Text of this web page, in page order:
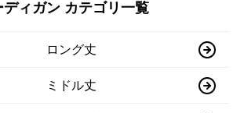
ディガン カテゴリ一覧
ロング丈
ミドル丈